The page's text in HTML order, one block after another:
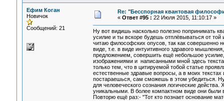
Ефим Коган
Новичок
Сообщений: 21
Re: "Бесспорная квантовая
« Ответ #95 : 22 Июля 2015, 11:10:17 »
Ну вот видишь насколько полезно попринимать
усилие и ты вскоре будешь отплёвываться от
читаю философских опусов, так как совершенно
виде, т.е. в виде интуитивного здравого
предложением, совершить ещё небольшое
изображениями и написанными мной здесь
только тем, что в цитируемой тобой статье
естественные здравые вопросы, а в моих
постараешься, сам сможешь в этом убедиться.
для человеческого сознания логические
уникальными. В более компактном виде они
Повторю ещё раз:- "Тот кто познает основание